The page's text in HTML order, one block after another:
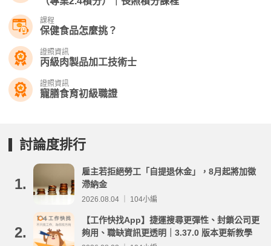
課程
保健食品怎麼挑？
證照資訊
丙級肉製品加工技術士
證照資訊
寵膳食育初級職證
討論度排行
1.
雇主若拒絕勞工「自提退休金」，8月起將加徵
滯納金
2026.08.04 ｜ 104小編
2.
【工作快找App】捷運搜尋更彈性、封鎖公司更
夠用、職缺資訊更透明｜3.37.0 版本更新教學